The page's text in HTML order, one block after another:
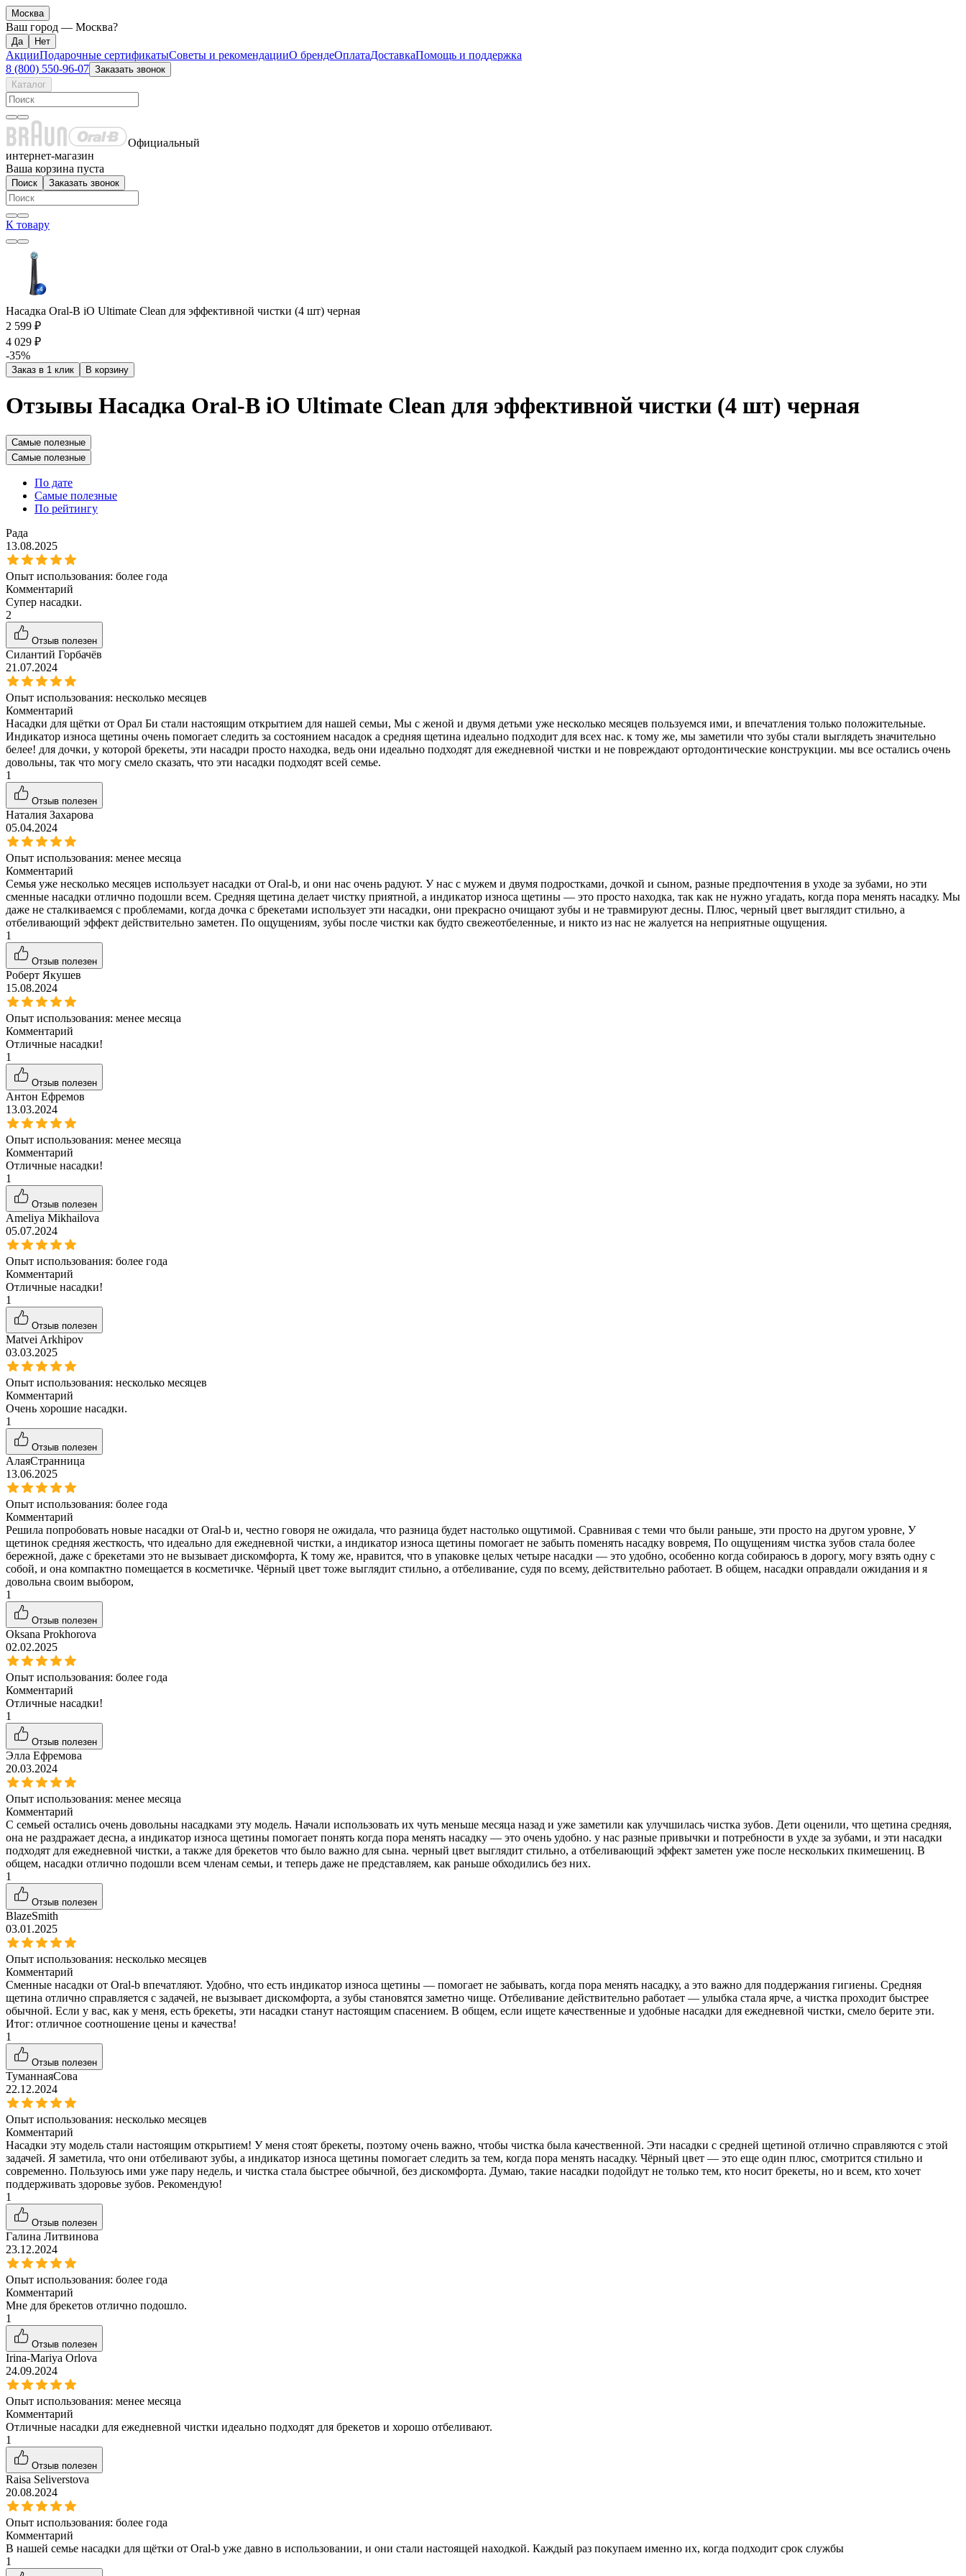
Москва
Ваш город — Москва?
АкцииПодарочные сертификатыСоветы и рекомендацииО брендеОплатаДоставкаПомощь и поддержка
8 (800) 550-96-07 Заказать звонок
Каталог
Официальный
интернет-магазин
Ваша корзина пуста
Поиск Заказать звонок
К товару
Насадка Oral-B iO Ultimate Clean для эффективной чистки (4 шт) черная
2 599 ₽
4 029 ₽
-35%
Заказ в 1 клик В корзину
Отзывы Насадка Oral-B iO Ultimate Clean для эффективной чистки (4 шт) черная
Самые полезные
Самые полезные
По дате
Самые полезные
По рейтингу
Рада
13.08.2025
Опыт использования: более года
Комментарий
Супер насадки.
2
Отзыв полезен
Силантий Горбачёв
21.07.2024
Опыт использования: несколько месяцев
Комментарий
Насадки для щётки от Орал Би стали настоящим открытием для нашей семьи, Мы с женой и двумя детьми уже несколько месяцев пользуемся ими, и впечатления только положительные.
Индикатор износа щетины очень помогает следить за состоянием насадок а средняя щетина идеально подходит для всех нас. к тому же, мы заметили что зубы стали выглядеть значительно
белее! для дочки, у которой брекеты, эти насадри просто находка, ведь они идеально подходят для ежедневной чистки и не повреждают ортодонтические конструкции. мы все остались очень
довольны, так что могу смело сказать, что эти насадки подходят всей семье.
1
Отзыв полезен
Наталия Захарова
05.04.2024
Опыт использования: менее месяца
Комментарий
Семья уже несколько месяцев использует насадки от Oral-b, и они нас очень радуют. У нас с мужем и двумя подростками, дочкой и сыном, разные предпочтения в уходе за зубами, но эти
сменные насадки отлично подошли всем. Средняя щетина делает чистку приятной, а индикатор износа щетины — это просто находка, так как не нужно угадать, когда пора менять насадку. Мы
даже не сталкиваемся с проблемами, когда дочка с брекетами использует эти насадки, они прекрасно очищают зубы и не травмируют десны. Плюс, черный цвет выглядит стильно, а
отбеливающий эффект действительно заметен. По ощущениям, зубы после чистки как будто свежеотбеленные, и никто из нас не жалуется на неприятные ощущения.
1
Отзыв полезен
Роберт Якушев
15.08.2024
Опыт использования: менее месяца
Комментарий
Отличные насадки!
1
Отзыв полезен
Антон Ефремов
13.03.2024
Опыт использования: менее месяца
Комментарий
Отличные насадки!
1
Отзыв полезен
Ameliya Mikhailova
05.07.2024
Опыт использования: более года
Комментарий
Отличные насадки!
1
Отзыв полезен
Matvei Arkhipov
03.03.2025
Опыт использования: несколько месяцев
Комментарий
Очень хорошие насадки.
1
Отзыв полезен
АлаяСтранница
13.06.2025
Опыт использования: более года
Комментарий
Решила попробовать новые насадки от Oral-b и, честно говоря не ожидала, что разница будет настолько ощутимой. Сравнивая с теми что были раньше, эти просто на другом уровне, У
щетинок средняя жесткость, что идеально для ежедневной чистки, а индикатор износа щетины помогает не забыть поменять насадку вовремя, По ощущениям чистка зубов стала более
бережной, даже с брекетами это не вызывает дискомфорта, К тому же, нравится, что в упаковке целых четыре насадки — это удобно, особенно когда собираюсь в дорогу, могу взять одну с
собой, и она компактно помещается в косметичке. Чёрный цвет тоже выглядит стильно, а отбеливание, судя по всему, действительно работает. В общем, насадки оправдали ожидания и я
довольна своим выбором,
1
Отзыв полезен
Oksana Prokhorova
02.02.2025
Опыт использования: более года
Комментарий
Отличные насадки!
1
Отзыв полезен
Элла Ефремова
20.03.2024
Опыт использования: менее месяца
Комментарий
С семьей остались очень довольны насадками эту модель. Начали использовать их чуть меньше месяца назад и уже заметили как улучшилась чистка зубов. Дети оценили, что щетина средняя,
она не раздражает десна, а индикатор износа щетины помогает понять когда пора менять насадку — это очень удобно. у нас разные привычки и потребности в ухде за зубами, и эти насадки
подходят для ежедневной чистки, а также для брекетов что было важно для сына. черный цвет выглядит стильно, а отбеливающий эффект заметен уже после нескольких пкимешениц. В
общем, насадки отлично подошли всем членам семьи, и теперь даже не представляем, как раньше обходились без них.
1
Отзыв полезен
BlazeSmith
03.01.2025
Опыт использования: несколько месяцев
Комментарий
Сменные насадки от Oral-b впечатляют. Удобно, что есть индикатор износа щетины — помогает не забывать, когда пора менять насадку, а это важно для поддержания гигиены. Средняя
щетина отлично справляется с задачей, не вызывает дискомфорта, а зубы становятся заметно чище. Отбеливание действительно работает — улыбка стала ярче, а чистка проходит быстрее
обычной. Если у вас, как у меня, есть брекеты, эти насадки станут настоящим спасением. В общем, если ищете качественные и удобные насадки для ежедневной чистки, смело берите эти.
Итог: отличное соотношение цены и качества!
1
Отзыв полезен
ТуманнаяСова
22.12.2024
Опыт использования: несколько месяцев
Комментарий
Насадки эту модель стали настоящим открытием! У меня стоят брекеты, поэтому очень важно, чтобы чистка была качественной. Эти насадки с средней щетиной отлично справляются с этой
задачей. Я заметила, что они отбеливают зубы, а индикатор износа щетины помогает следить за тем, когда пора менять насадку. Чёрный цвет — это еще один плюс, смотрится стильно и
современно. Пользуюсь ими уже пару недель, и чистка стала быстрее обычной, без дискомфорта. Думаю, такие насадки подойдут не только тем, кто носит брекеты, но и всем, кто хочет
поддерживать здоровье зубов. Рекомендую!
1
Отзыв полезен
Галина Литвинова
23.12.2024
Опыт использования: более года
Комментарий
Мне для брекетов отлично подошло.
1
Отзыв полезен
Irina-Mariya Orlova
24.09.2024
Опыт использования: менее месяца
Комментарий
Отличные насадки для ежедневной чистки идеально подходят для брекетов и хорошо отбеливают.
1
Отзыв полезен
Raisa Seliverstova
20.08.2024
Опыт использования: более года
Комментарий
В нашей семье насадки для щётки от Oral-b уже давно в использовании, и они стали настоящей находкой. Каждый раз покупаем именно их, когда подходит срок службы
1